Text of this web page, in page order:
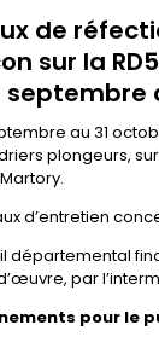
de
sur la
au 31
plongeurs,
d’entretien
départemental
par
pour le